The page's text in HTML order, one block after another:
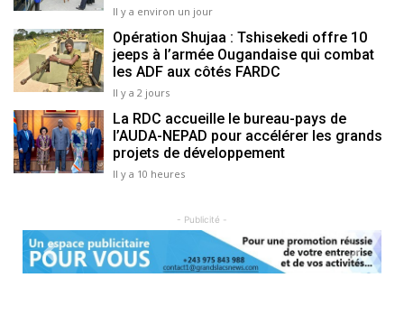
Il y a environ un jour
Opération Shujaa : Tshisekedi offre 10
jeeps à l’armée Ougandaise qui combat
les ADF aux côtés FARDC
Il y a 2 jours
La RDC accueille le bureau-pays de
l’AUDA-NEPAD pour accélérer les grands
projets de développement
Il y a 10 heures
- Publicité -
Previous Next